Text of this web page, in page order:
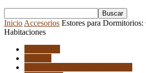
Inicio Accesorios Estores para Dormitorios:
Habitaciones